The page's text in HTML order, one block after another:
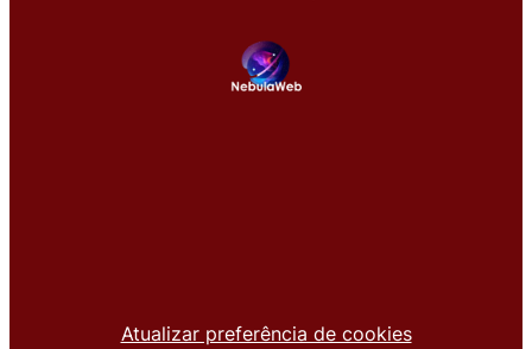
Atualizar preferência de cookies